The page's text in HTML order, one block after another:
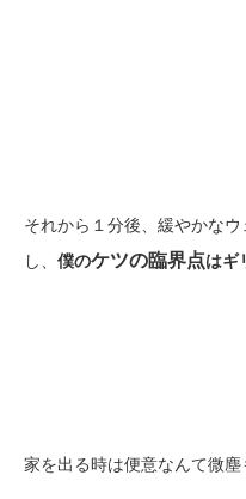
それから１分後、緩やかな
し、 僕のケツの臨界点はギ
家を出る時は便意なんて微塵